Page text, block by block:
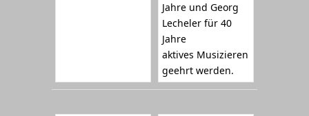
Jahre und Georg
Lecheler für 40
Jahre
aktives Musizieren
geehrt werden.